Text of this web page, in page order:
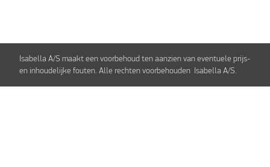
Isabella A/S maakt een voorbehoud ten aanzien van eventuele prijs-
en inhoudelijke fouten. Alle rechten voorbehouden Isabella A/S.